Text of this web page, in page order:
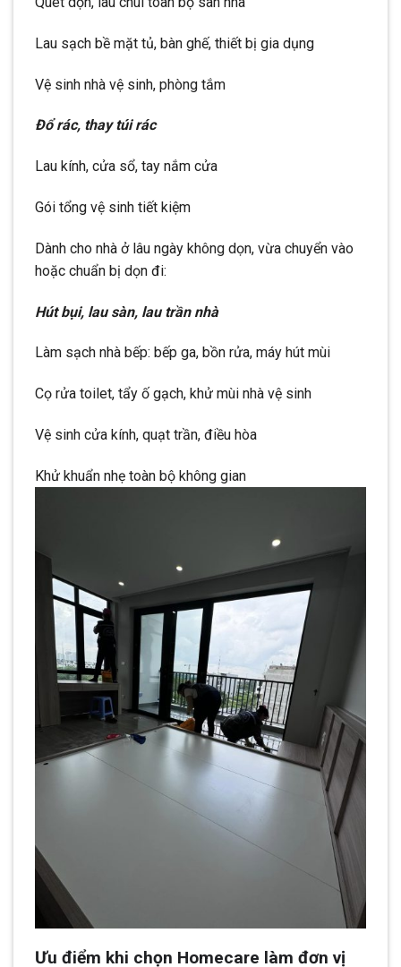
Lau sạch bề mặt tủ, bàn ghế, thiết bị gia dụng
Vệ sinh nhà vệ sinh, phòng tắm
Đổ rác, thay túi rác
Lau kính, cửa sổ, tay nắm cửa
Gói tổng vệ sinh tiết kiệm
Dành cho nhà ở lâu ngày không dọn, vừa chuyển vào
hoặc chuẩn bị dọn đi:
Hút bụi, lau sàn, lau trần nhà
Làm sạch nhà bếp: bếp ga, bồn rửa, máy hút mùi
Cọ rửa toilet, tẩy ố gạch, khử mùi nhà vệ sinh
Vệ sinh cửa kính, quạt trần, điều hòa
Khử khuẩn nhẹ toàn bộ không gian
Ưu điểm khi chọn Homecare làm đơn vị